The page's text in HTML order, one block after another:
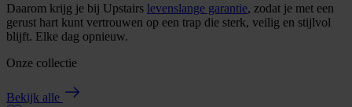
Daarom krijg je bij Upstairs levenslange garantie, zodat je met een
gerust hart kunt vertrouwen op een trap die sterk, veilig en stijlvol
blijft. Elke dag opnieuw.
Onze collectie
Bekijk alle